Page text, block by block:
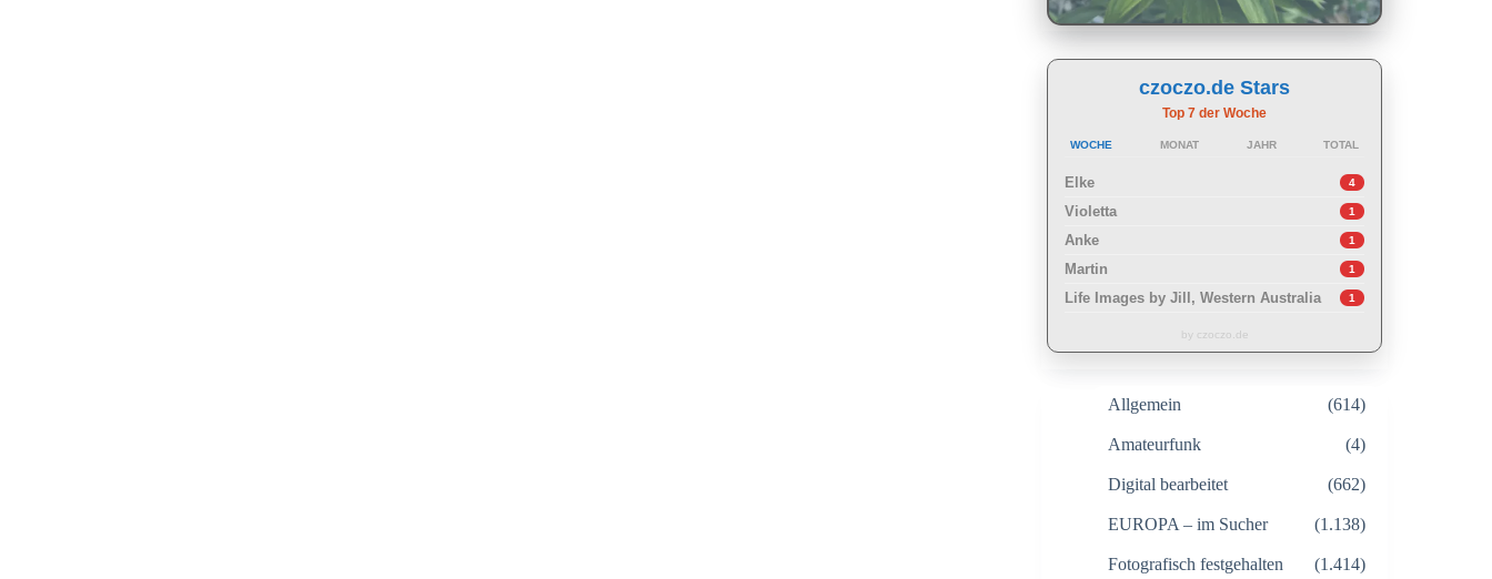
czoczo.de Stars
Top 7 der Woche
WOCHE MONAT JAHR TOTAL
Elke 4
Violetta 1
Anke 1
Martin 1
Life Images by Jill, Western Australia 1
by czoczo.de
Allgemein (614)
Amateurfunk (4)
Digital bearbeitet (662)
EUROPA – im Sucher (1.138)
Fotografisch festgehalten (1.414)